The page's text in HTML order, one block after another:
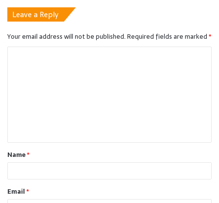
Leave a Reply
Your email address will not be published.Required fields are marked*
t
*Name*
Email*